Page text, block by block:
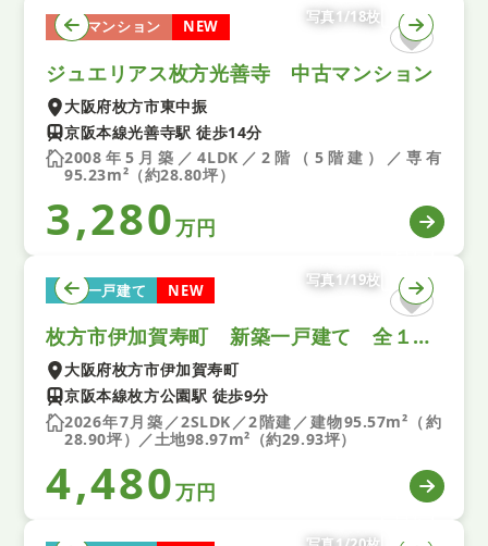
中古マンション NEW
写真1/18枚
ジュエリアス枚方光善寺 中古マンション
大阪府枚方市東中振
京阪本線光善寺駅 徒歩14分
2008年5月築／4LDK／2階（5階建）／専有
95.23m²（約28.80坪）
3,280万円
新築一戸建て NEW
写真1/19枚
枚方市伊加賀寿町 新築一戸建て 全１区画
大阪府枚方市伊加賀寿町
京阪本線枚方公園駅 徒歩9分
2026年7月築／2SLDK／2階建／建物95.57m²（約
28.90坪）／土地98.97m²（約29.93坪）
4,480万円